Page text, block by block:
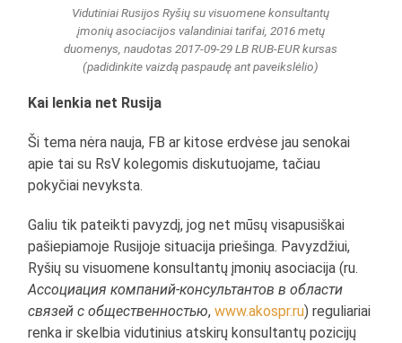
Vidutiniai Rusijos Ryšių su visuomene konsultantų
įmonių asociacijos valandiniai tarifai, 2016 metų
duomenys, naudotas 2017-09-29 LB RUB-EUR kursas
(padidinkite vaizdą paspaudę ant paveikslėlio)
Kai lenkia net Rusija
Ši tema nėra nauja, FB ar kitose erdvėse jau senokai
apie tai su RsV kolegomis diskutuojame, tačiau
pokyčiai nevyksta.
Galiu tik pateikti pavyzdį, jog net mūsų visapusiškai
pašiepiamoje Rusijoje situacija priešinga. Pavyzdžiui,
Ryšių su visuomene konsultantų įmonių asociacija (ru.
Ассоциация компаний-консультантов в области
связей с общественностью,www.akospr.ru) reguliariai
renka ir skelbia vidutinius atskirų konsultantų pozicijų